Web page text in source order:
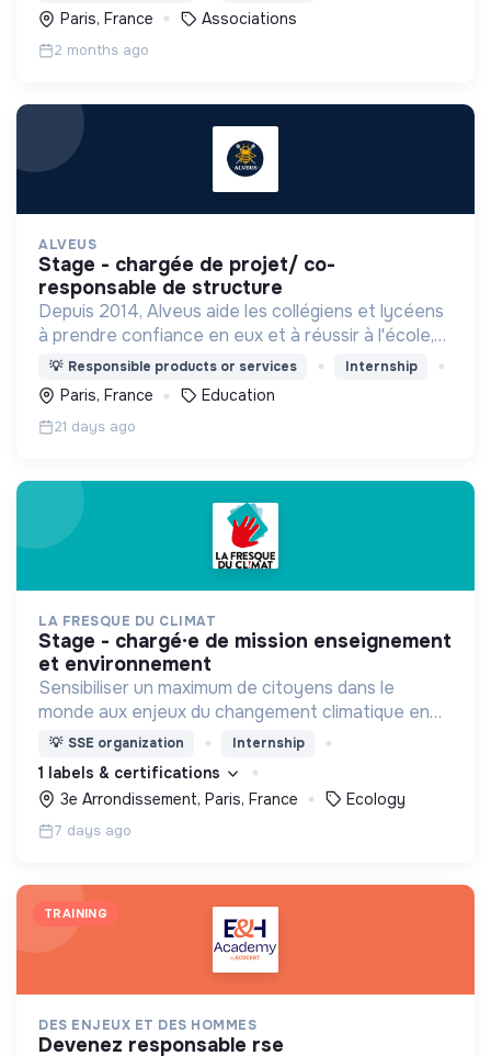
Paris, France Associations
2 months ago
ALVEUS
stage - chargée de projet/ co-
responsable de structure
Depuis 2014, Alveus aide les collégiens et lycéens
à prendre confiance en eux et à réussir à l'école,
grâce à des espaces de co-learning chaleureux
pour travailler !
💡 Responsible products or services Internship
Paris, France Education
21 days ago
LA FRESQUE DU CLIMAT
stage - chargé·e de mission enseignement
et environnement
Sensibiliser un maximum de citoyens dans le
monde aux enjeux du changement climatique en
faisant grandir la communauté des fresqueur.e.s
(aka les supers animateurs de la Fresque du
Climat).
💡 SSE organization Internship
1 labels & certifications
3e Arrondissement, Paris, France
Ecology
7 days ago
TRAINING
DES ENJEUX ET DES HOMMES
devenez responsable rse